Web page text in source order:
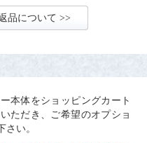
品について >>
本体をショッピングカート
ただき、ご希望のオプショ
い。